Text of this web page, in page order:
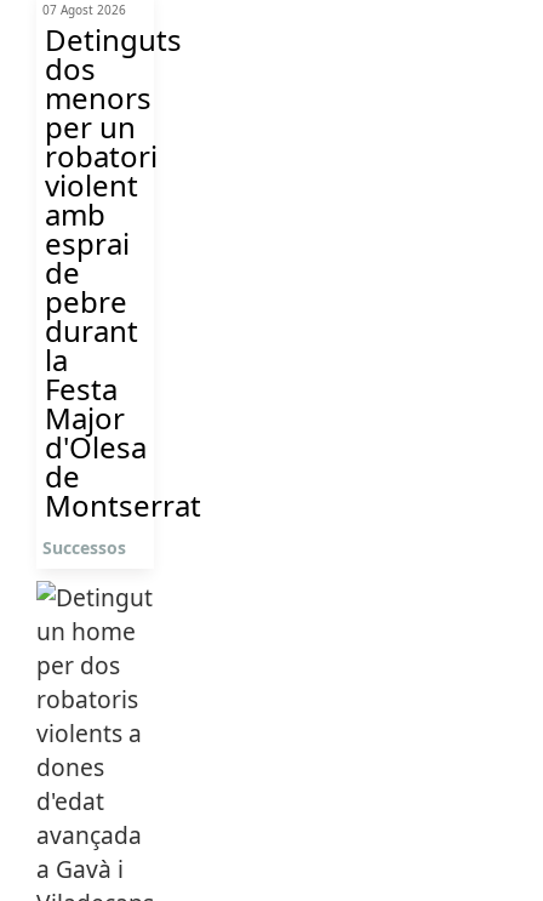
07 Agost 2026
Detinguts
dos
menors
per un
robatori
violent
amb
esprai
de
pebre
durant
la
Festa
Major
d'Olesa
de
Montserrat
Successos